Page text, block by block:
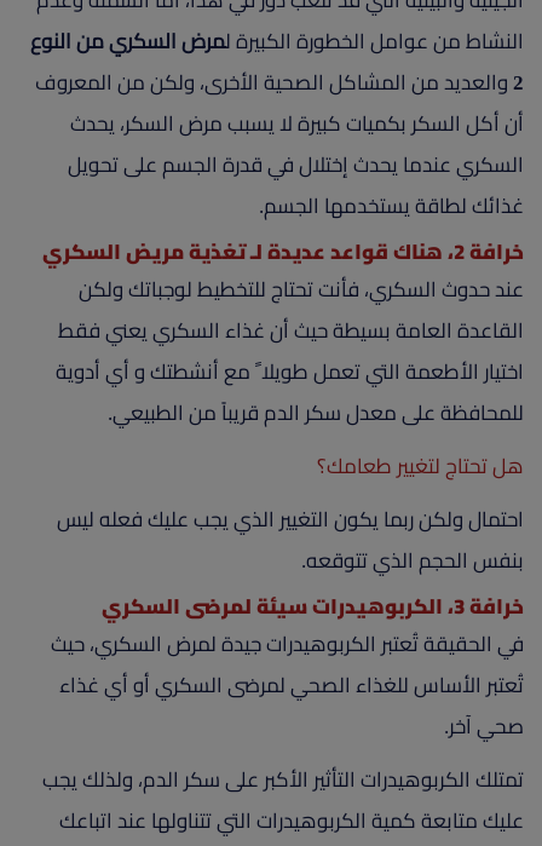
النشاط من عوامل الخطورة الكبيرة لمرض السكري من النوع
2 والعديد من المشاكل الصحية الأخرى، ولكن من المعروف
أن أكل السكر بكميات كبيرة لا يسبب مرض السكر، يحدث
السكري عندما يحدث إختلال في قدرة الجسم على تحويل
غذائك لطاقة يستخدمها الجسم.
خرافة 2، هناك قواعد عديدة لـ تغذية مريض السكري
عند حدوث السكري، فأنت تحتاج للتخطيط لوجباتك ولكن
القاعدة العامة بسيطة حيث أن غذاء السكري يعني فقط
اختيار الأطعمة التي تعمل طويلا ً مع أنشطتك و أي أدوية
للمحافظة على معدل سكر الدم قريباً من الطبيعي.
هل تحتاج لتغيير طعامك؟
احتمال ولكن ربما يكون التغيير الذي يجب عليك فعله ليس
بنفس الحجم الذي تتوقعه.
خرافة 3، الكربوهيدرات سيئة لمرضى السكري
في الحقيقة تُعتبر الكربوهيدرات جيدة لمرض السكري، حيث
تُعتبر الأساس للغذاء الصحي لمرضى السكري أو أي غذاء
صحي آخر.
تمتلك الكربوهيدرات التأثير الأكبر على سكر الدم، ولذلك يجب
عليك متابعة كمية الكربوهيدرات التي تتناولها عند اتباعك